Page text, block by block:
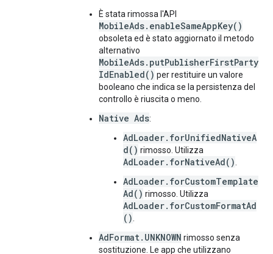
È stata rimossa l'API
MobileAds.enableSameAppKey()
obsoleta ed è stato aggiornato il metodo
alternativo
MobileAds.putPublisherFirstParty
IdEnabled() per restituire un valore
booleano che indica se la persistenza del
controllo è riuscita o meno.
Native Ads:
AdLoader.forUnifiedNativeA
d() rimosso. Utilizza
AdLoader.forNativeAd()
AdLoader.forCustomTemplate
Ad() rimosso. Utilizza
AdLoader.forCustomFormatAd
()
AdFormat.UNKNOWN rimosso senza
sostituzione. Le app che utilizzano